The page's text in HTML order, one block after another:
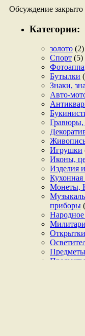
Обсуждение закрыто
Категории:
золото (2)
Спорт (5)
Бутылки
Знаки,
Авто-
Гравюры,
Игрушки
Иконы,
Изделия
Монеты,
приборы
Народное
Предметы